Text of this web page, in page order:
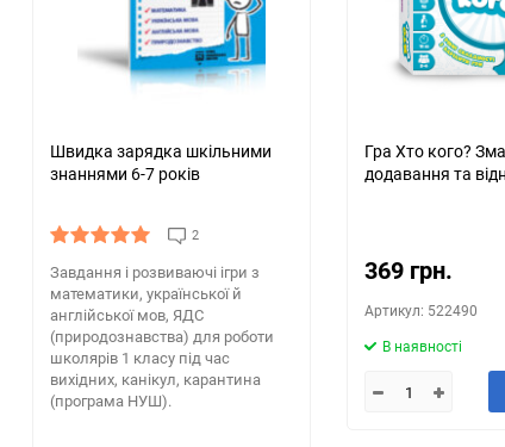
Швидка зарядка шкільними
знаннями 6-7 років
2
Завдання і розвиваючі ігри з
математики, української й
англійської мов, ЯДС
(природознавства) для роботи
школярів 1 класу під час
вихідних, канікул, карантина
(програма НУШ).
Гра Хто кого?
додавання та
369 грн.
Артикул: 522490
В наявності